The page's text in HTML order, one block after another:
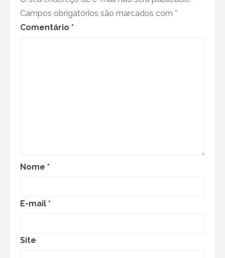
Campos obrigatórios são marcados com *
Comentário *
Nome *
E-mail *
Site